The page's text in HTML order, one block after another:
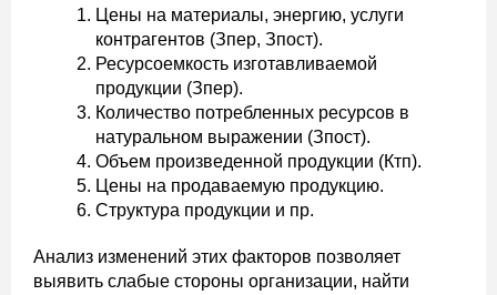
Цены на материалы, энергию, услуги
контрагентов (Зпер, Зпост).
Ресурсоемкость изготавливаемой
продукции (Зпер).
Количество потребленных ресурсов в
натуральном выражении (Зпост).
Объем произведенной продукции (Ктп).
Цены на продаваемую продукцию.
Структура продукции и пр.
Анализ изменений этих факторов позволяет
выявить слабые стороны организации, найти